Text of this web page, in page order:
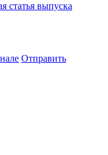
статья выпуска
Отправить